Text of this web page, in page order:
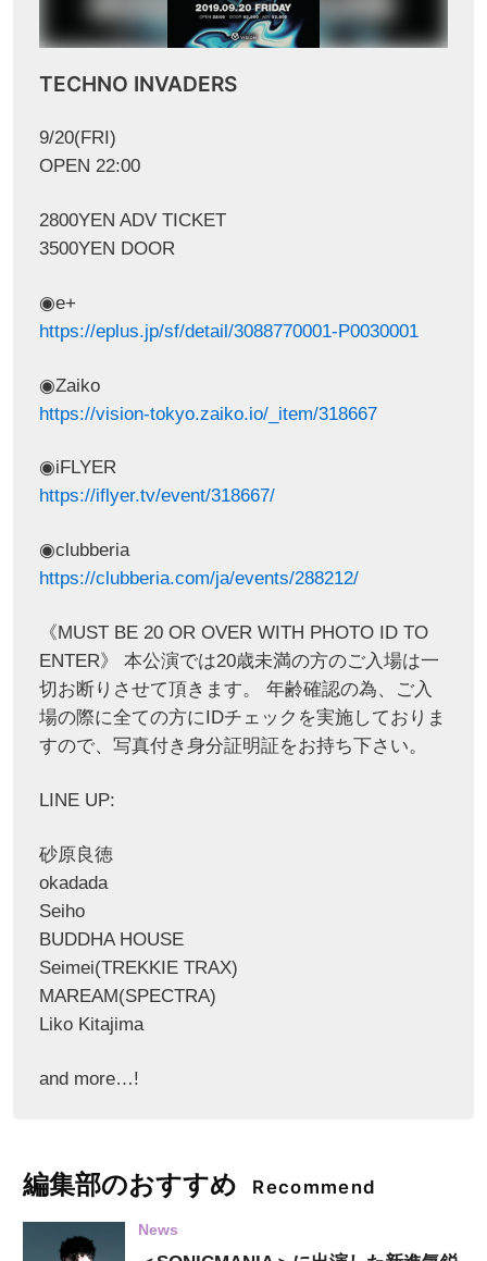
TECHNO INVADERS
9/20(FRI)
OPEN 22:00
2800YEN ADV TICKET
3500YEN DOOR
◉e+
https://eplus.jp/sf/detail/3088770001-P0030001
◉Zaiko
https://vision-tokyo.zaiko.io/_item/318667
◉iFLYER
https://iflyer.tv/event/318667/
◉clubberia
https://clubberia.com/ja/events/288212/
《MUST BE 20 OR OVER WITH PHOTO ID TO
ENTER》 本公演では20歳未満の方のご入場は一
切お断りさせて頂きます。 年齢確認の為、ご入
場の際に全ての方にIDチェックを実施しておりま
すので、写真付き身分証明証をお持ち下さい。
LINE UP:
砂原良徳
okadada
Seiho
BUDDHA HOUSE
Seimei(TREKKIE TRAX)
MAREAM(SPECTRA)
Liko Kitajima
and more…!
編集部のおすすめ Recommend
News